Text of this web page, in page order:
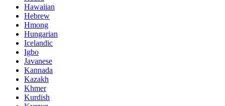
Hawaiian
Hebrew
Hmong
Hungarian
Icelandic
Igbo
Javanese
Kannada
Kazakh
Khmer
Kurdish